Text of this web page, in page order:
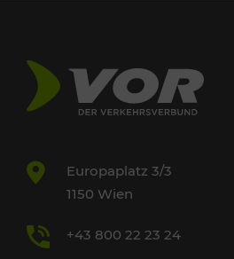
Europaplatz 3/3
1150 Wien
+43 800 22 23 24